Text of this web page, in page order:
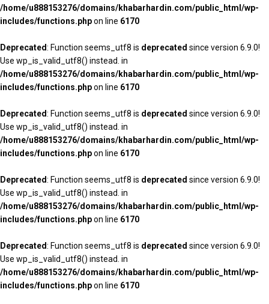
/home/u888153276/domains/khabarhardin.com/public_html/wp-
includes/functions.phpon line 6170
Deprecated: Function seems_utf8 is deprecated since version 6.9.0!
Use wp_is_valid_utf8() instead. in
/home/u888153276/domains/khabarhardin.com/public_html/wp-
includes/functions.phpon line 6170
Deprecated: Function seems_utf8 is deprecated since version 6.9.0!
Use wp_is_valid_utf8() instead. in
/home/u888153276/domains/khabarhardin.com/public_html/wp-
includes/functions.phpon line 6170
Deprecated: Function seems_utf8 is deprecated since version 6.9.0!
Use wp_is_valid_utf8() instead. in
/home/u888153276/domains/khabarhardin.com/public_html/wp-
includes/functions.phpon line 6170
Deprecated: Function seems_utf8 is deprecated since version 6.9.0!
Use wp_is_valid_utf8() instead. in
/home/u888153276/domains/khabarhardin.com/public_html/wp-
includes/functions.phpon line 6170